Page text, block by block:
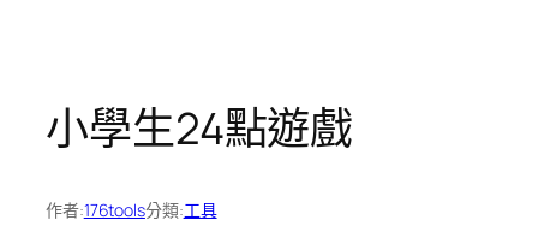
小學生24點遊戲
作者:176tools分類:工具